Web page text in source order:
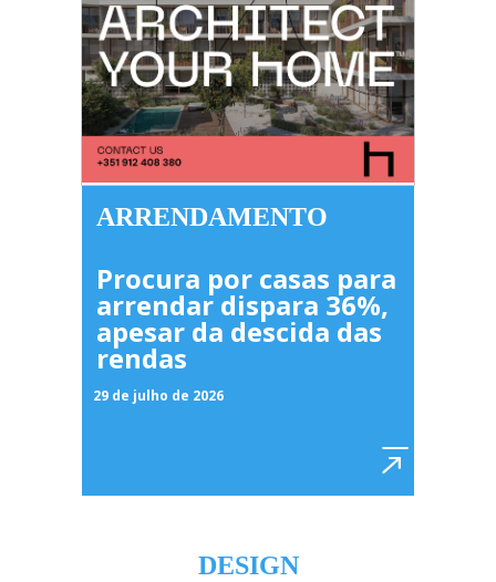
ARRENDAMENTO
Procura por casas para
arrendar dispara 36%,
apesar da descida das
rendas
29 de julho de 2026
DESIGN